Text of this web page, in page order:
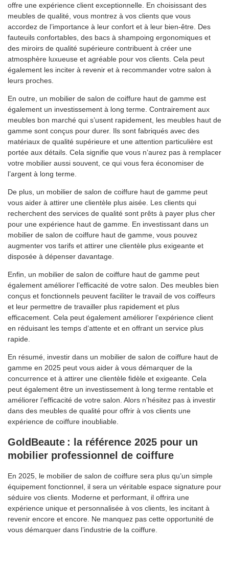
offre une expérience client exceptionnelle. En choisissant des
meubles de qualité, vous montrez à vos clients que vous
accordez de l’importance à leur confort et à leur bien-être. Des
fauteuils confortables, des bacs à shampoing ergonomiques et
des miroirs de qualité supérieure contribuent à créer une
atmosphère luxueuse et agréable pour vos clients. Cela peut
également les inciter à revenir et à recommander votre salon à
leurs proches.
En outre, un mobilier de salon de coiffure haut de gamme est
également un investissement à long terme. Contrairement aux
meubles bon marché qui s’usent rapidement, les meubles haut de
gamme sont conçus pour durer. Ils sont fabriqués avec des
matériaux de qualité supérieure et une attention particulière est
portée aux détails. Cela signifie que vous n’aurez pas à remplacer
votre mobilier aussi souvent, ce qui vous fera économiser de
l’argent à long terme.
De plus, un mobilier de salon de coiffure haut de gamme peut
vous aider à attirer une clientèle plus aisée. Les clients qui
recherchent des services de qualité sont prêts à payer plus cher
pour une expérience haut de gamme. En investissant dans un
mobilier de salon de coiffure haut de gamme, vous pouvez
augmenter vos tarifs et attirer une clientèle plus exigeante et
disposée à dépenser davantage.
Enfin, un mobilier de salon de coiffure haut de gamme peut
également améliorer l’efficacité de votre salon. Des meubles bien
conçus et fonctionnels peuvent faciliter le travail de vos coiffeurs
et leur permettre de travailler plus rapidement et plus
efficacement. Cela peut également améliorer l’expérience client
en réduisant les temps d’attente et en offrant un service plus
rapide.
En résumé, investir dans un mobilier de salon de coiffure haut de
gamme en 2025 peut vous aider à vous démarquer de la
concurrence et à attirer une clientèle fidèle et exigeante. Cela
peut également être un investissement à long terme rentable et
améliorer l’efficacité de votre salon. Alors n’hésitez pas à investir
dans des meubles de qualité pour offrir à vos clients une
expérience de coiffure inoubliable.
GoldBeaute : la référence 2025 pour un
mobilier professionnel de coiffure
En 2025, le mobilier de salon de coiffure sera plus qu’un simple
équipement fonctionnel, il sera un véritable espace signature pour
séduire vos clients. Moderne et performant, il offrira une
expérience unique et personnalisée à vos clients, les incitant à
revenir encore et encore. Ne manquez pas cette opportunité de
vous démarquer dans l’industrie de la coiffure.